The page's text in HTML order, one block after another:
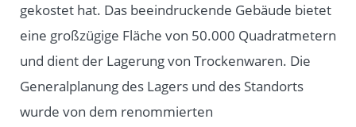
gekostet hat. Das beeindruckende Gebäude bietet
eine großzügige Fläche von 50.000 Quadratmetern
und dient der Lagerung von Trockenwaren. Die
Generalplanung des Lagers und des Standorts
wurde von dem renommierten